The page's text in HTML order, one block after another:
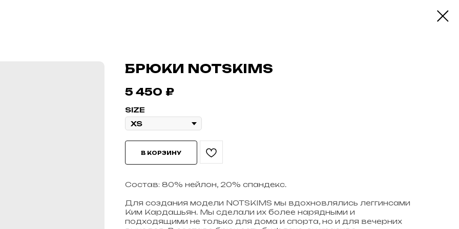
БРЮКИ NOTSKIMS
5 450 ₽
SIZE
В КОРЗИНУ
Состав: 80% нейлон, 20% спандекс.
Для создания модели NOTSKIMS мы вдохновлялись леггинсами
Ким Кардашьян. Мы сделали их более нарядными и
подходящими не только для дома и спорта, но и для вечерних